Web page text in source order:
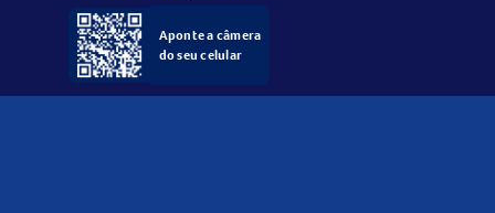
Aponte a câmera
do seu celular